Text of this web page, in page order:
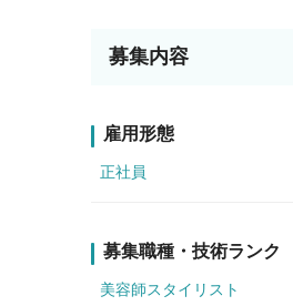
募集内容
雇用形態
正社員
募集職種・技術ランク
美容師スタイリスト